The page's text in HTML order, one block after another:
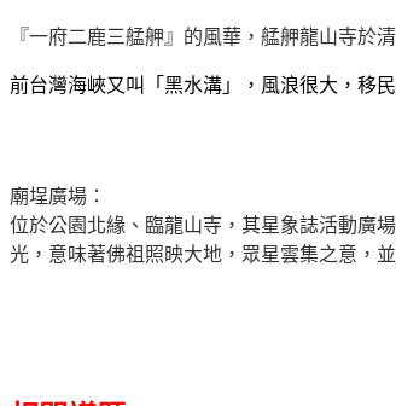
『一府二鹿三艋舺』的風華，艋舺龍山寺於
前台灣海峽又叫「黑水溝」，風浪很大，移
廟埕廣場：
位於公園北緣、臨龍山寺，其星象誌活動廣
光，意味著佛祖照映大地，眾星雲集之意，